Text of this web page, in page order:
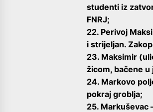
studenti iz
FNRJ;
22. Perivoj
i strijeljan.
23. Maksimir
žicom, bačene
24. Markovo
pokraj groblja;
25. Markuševac